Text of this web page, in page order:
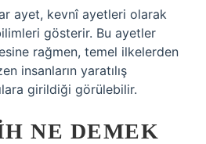
ayet, kevnî ayetleri olarak
gösterir. Bu ayetler
rağmen, temel ilkelerden
insanların yaratılış
girildiği görülebilir.
NE DEMEK